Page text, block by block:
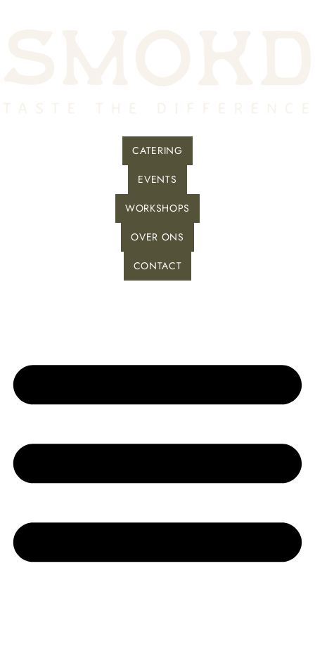
CATERING
EVENTS
WORKSHOPS
OVER ONS
CONTACT